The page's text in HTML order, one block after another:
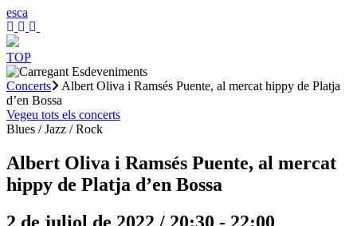
esca
TOP
Concerts
Albert Oliva i Ramsés Puente, al mercat hippy de Platja
d’en Bossa
Vegeu tots els concerts
Blues / Jazz / Rock
Albert Oliva i Ramsés Puente, al mercat
hippy de Platja d’en Bossa